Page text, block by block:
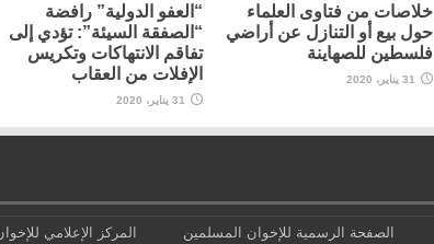
خلاصات من فتاوى العلماء
حول بيع أو التنازل عن أراضي
فلسطين للصهاينة
31 يناير، 2020
“العفو الدولية” رافضة
“الصفقة السيئة”: تؤدي إلى
تفاقم الانتهاكات وتكريس
الإفلات من العقاب
31 يناير، 2020
الصفحة الرسمية للإخوان المسلمين المركز الإعلامي